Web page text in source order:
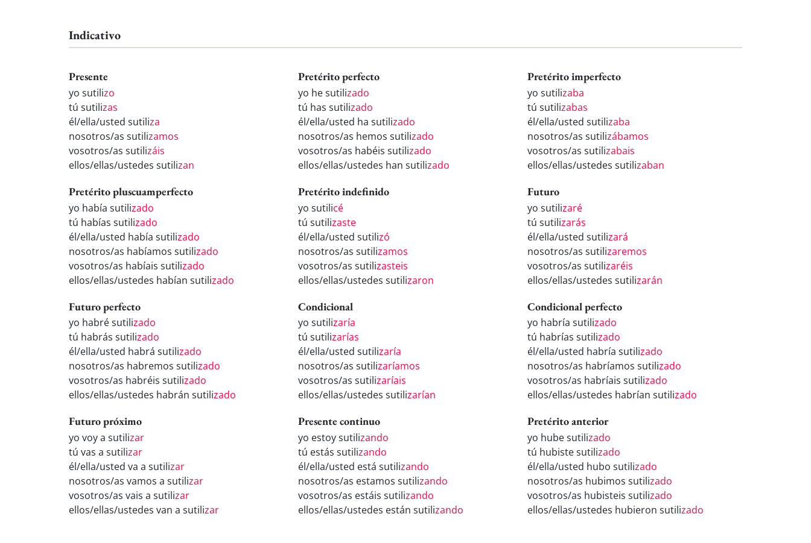
Indicativo
Presente
yo sutilizo
tú sutilizas
él/ella/usted sutiliza
nosotros/as sutilizamos
vosotros/as sutilizáis
ellos/ellas/ustedes sutilizan
Pretérito perfecto
yo he sutilizado
tú has sutilizado
él/ella/usted ha sutilizado
nosotros/as hemos sutilizado
vosotros/as habéis sutilizado
ellos/ellas/ustedes han sutilizado
Pretérito imperfecto
yo sutilizaba
tú sutilizabas
él/ella/usted sutilizaba
nosotros/as sutilizábamos
vosotros/as sutilizabais
ellos/ellas/ustedes sutilizaban
Pretérito pluscuamperfecto
yo había sutilizado
tú habías sutilizado
él/ella/usted había sutilizado
nosotros/as habíamos sutilizado
vosotros/as habíais sutilizado
ellos/ellas/ustedes habían sutilizado
Pretérito indefinido
yo sutilicé
tú sutilizaste
él/ella/usted sutilizó
nosotros/as sutilizamos
vosotros/as sutilizasteis
ellos/ellas/ustedes sutilizaron
Futuro
yo sutilizaré
tú sutilizarás
él/ella/usted sutilizará
nosotros/as sutilizaremos
vosotros/as sutilizaréis
ellos/ellas/ustedes sutilizarán
Futuro perfecto
yo habré sutilizado
tú habrás sutilizado
él/ella/usted habrá sutilizado
nosotros/as habremos sutilizado
vosotros/as habréis sutilizado
ellos/ellas/ustedes habrán sutilizado
Condicional
yo sutilizaría
tú sutilizarías
él/ella/usted sutilizaría
nosotros/as sutilizaríamos
vosotros/as sutilizaríais
ellos/ellas/ustedes sutilizarían
Condicional perfecto
yo habría sutilizado
tú habrías sutilizado
él/ella/usted habría sutilizado
nosotros/as habríamos sutilizado
vosotros/as habríais sutilizado
ellos/ellas/ustedes habrían sutilizado
Futuro próximo
yo voy a sutilizar
tú vas a sutilizar
él/ella/usted va a sutilizar
nosotros/as vamos a sutilizar
vosotros/as vais a sutilizar
ellos/ellas/ustedes van a sutilizar
Presente continuo
yo estoy sutilizando
tú estás sutilizando
él/ella/usted está sutilizando
nosotros/as estamos sutilizando
vosotros/as estáis sutilizando
ellos/ellas/ustedes están sutilizando
Pretérito anterior
yo hube sutilizado
tú hubiste sutilizado
él/ella/usted hubo sutilizado
nosotros/as hubimos sutilizado
vosotros/as hubisteis sutilizado
ellos/ellas/ustedes hubieron sutilizado